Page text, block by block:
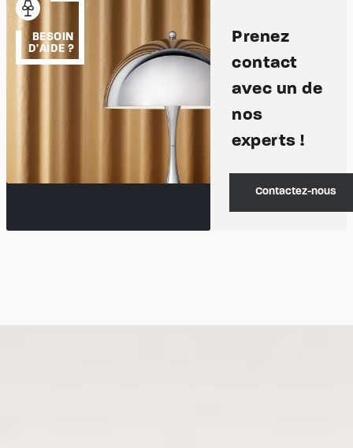
BESOIN
D'AIDE ?
Prenez
contact
avec un de
nos
experts !
Contactez-nous